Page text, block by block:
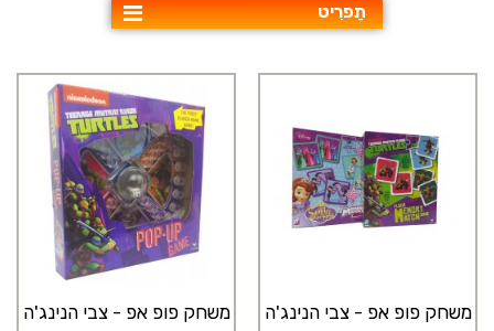
תַפרִיט
משחק פופ אפ - צבי הנינג'ה משחק פופ אפ - צבי הנינג'ה